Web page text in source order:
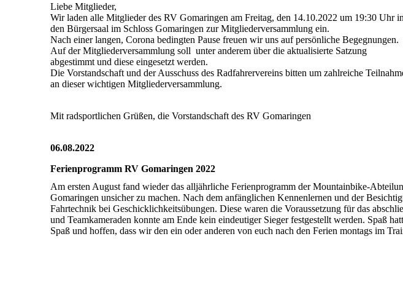
Liebe Mitglieder,
Wir laden alle Mitglieder des RV Gomaringen am Freitag, den 14.10.2022 um 19:30 Uhr in
den Bürgersaal im Schloss Gomaringen zur Mitgliederversammlung ein.
Nach einer langen, Corona bedingten Pause freuen wir uns auf persönliche Begegnungen.
Auf der Mitgliederversammlung soll unter anderem über die aktualisierte Satzung
abgestimmt und diese eingesetzt werden.
Die Vorstandschaft und der Ausschuss des Radfahrervereins bitten um zahlreiche
an dieser wichtigen Mitgliederversammlung.
Mit radsportlichen Grüßen, die Vorstandschaft des RV Gomaringen
06.08.2022
Ferienprogramm RV Gomaringen 2022
Am ersten August fand wieder das alljährliche Ferienprogramm der Mountainbike-
Gomaringen unsicher zu machen. Nach dem anfänglichen Kennenlernen und der
Fahrtechnik bei Geschicklichkeitsübungen. Diese waren die Voraussetzung für das
und Teamkameraden konnte am Ende kein eindeutiger Sieger festgestellt werden. Spaß
Spaß und hoffen, dass wir den ein oder anderen von euch nach den Ferien montags im